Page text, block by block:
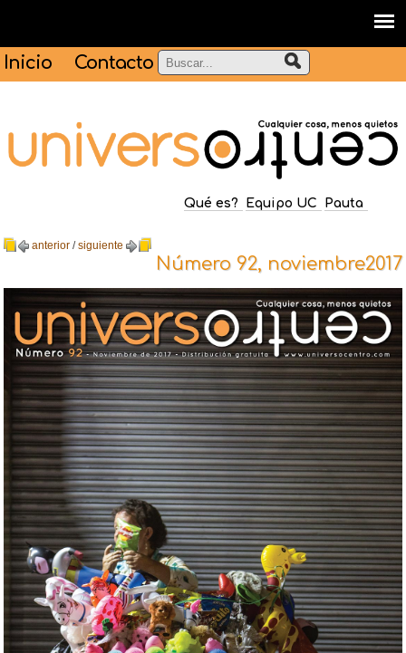
Inicio Contacto
Qué es? Equipo UC Pauta
anterior /siguiente
Número 92, noviembre2017